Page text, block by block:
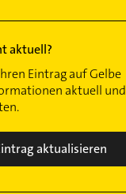
aktuell?
Eintrag auf Gelbe
aktuell und
aktualisieren